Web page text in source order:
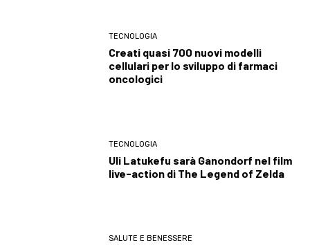
TECNOLOGIA
Creati quasi 700 nuovi modelli
cellulari per lo sviluppo di farmaci
oncologici
TECNOLOGIA
Uli Latukefu sarà Ganondorf nel film
live-action di The Legend of Zelda
SALUTE E BENESSERE